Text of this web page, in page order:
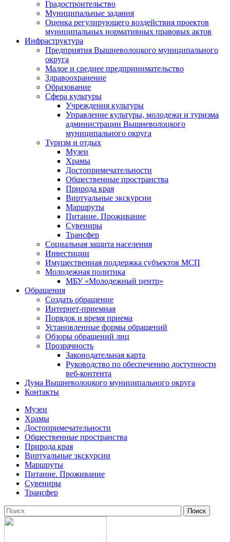
Градостроительство
Муниципальные задания
Оценка регулирующего воздействия проектов
муниципальных нормативных правовых актов
Инфраструктура
Предприятия Вышневолоцкого муниципального
округа
Малое и среднее предпринимательство
Здравоохранение
Образование
Сфера культуры
Учреждения культуры
Управление культуры, молодежи и туризма
администрации Вышневолоцкого
муниципального округа
Туризм и отдых
Музеи
Храмы
Достопримечательности
Общественные пространства
Природа края
Виртуальные экскурсии
Маршруты
Питание. Проживание
Сувениры
Трансфер
Социальная защита населения
Инвестиции
Имущественная поддержка субъектов МСП
Молодежная политика
МБУ «Молодежный центр»
Обращения
Создать обращение
Интернет-приемная
Порядок и время приема
Установленные формы обращений
Обзоры обращений лиц
Прозрачность
Законодательная карта
Руководство по обеспечению доступности
веб-контента
Дума Вышневолоцкого муниципального округа
Контакты
Музеи
Храмы
Достопримечательности
Общественные пространства
Природа края
Виртуальные экскурсии
Маршруты
Питание. Проживание
Сувениры
Трансфер